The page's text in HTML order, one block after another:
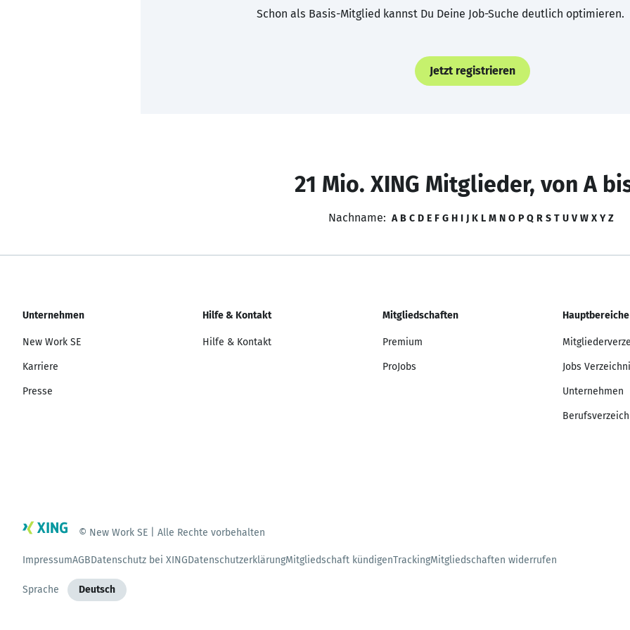
Schon als Basis-Mitglied kannst Du Deine Job-Suche deutlich optimieren.
Jetzt registrieren
21 Mio. XING Mitglieder, von A
Nachname: A B C D E F G H I J K L M N O P Q R S T U V W X Y Z
Unternehmen
New Work SE
Karriere
Presse
Hilfe & Kontakt
Hilfe & Kontakt
Mitgliedschaften
Premium
ProJobs
Hauptbereiche
Jobs
Unternehmen
© New Work SE | Alle Rechte vorbehalten
ImpressumAGBDatenschutz bei XINGDatenschutzerklärungMitgliedschaft kündigenTrackingMitgliedschaften widerrufen
Sprache Deutsch